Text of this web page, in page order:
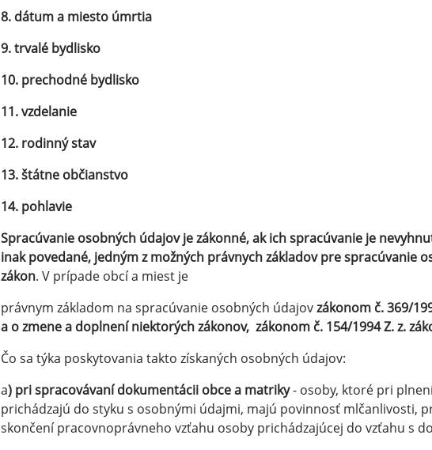
8. dátum a miesto úmrtia
9. trvalé bydlisko
10. prechodné bydlisko
11. vzdelanie
12. rodinný stav
13. štátne občianstvo
14. pohlavie
Spracúvanie osobných údajov je zákonné, ak ich spracúvanie je
inak povedané, jedným z možných právnych základov pre spracúvanie
zákon. V prípade obcí a miest je
právnym základom na spracúvanie osobných údajovzákonom č. 369/
a o zmene a doplnení niektorých zákonov, zákonom č. 154/1994 Z. z.
Čo sa týka poskytovania takto získaných osobných údajov:
a) pri spracovávaní dokumentácii obce a matriky- osoby, ktoré pri
prichádzajú do styku s osobnými údajmi, majú povinnosť mlčanlivosti,
skončení pracovnoprávneho vzťahu osoby prichádzajúcej do vzťahu s